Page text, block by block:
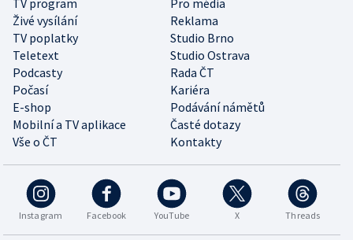
TV program
Pro média
Živé vysílání
Reklama
TV poplatky
Studio Brno
Teletext
Studio Ostrava
Podcasty
Rada ČT
Počasí
Kariéra
E-shop
Podávání námětů
Mobilní a TV aplikace
Časté dotazy
Vše o ČT
Kontakty
Instagram Facebook YouTube X Threads